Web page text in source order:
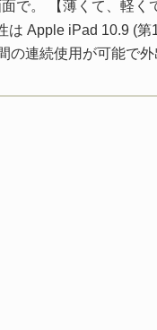
で。 【薄くて、軽く
は Apple iPad 10.9 (
の連続使用が可能で